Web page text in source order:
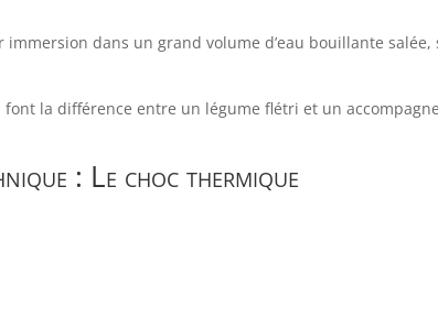
dans un grand volume d’eau bouillante
la différence entre un légume flétri et un
: Le choc thermique